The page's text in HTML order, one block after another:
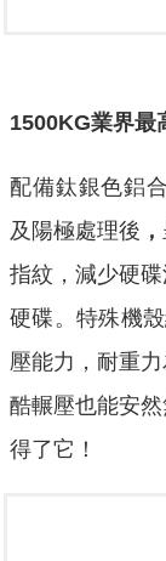
1500KG業界最
配備鈦銀色鋁
及陽極處理後 ，
指紋，減少硬
硬碟。特殊機
壓能力，耐重
酷輾壓也能安
得了它！